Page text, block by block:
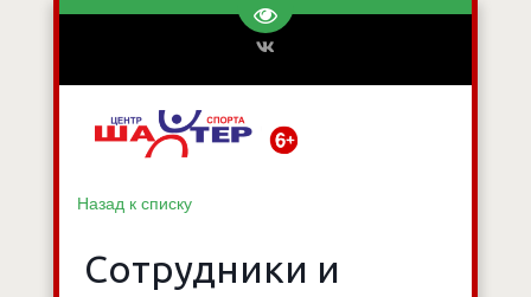
Перейти на версию для
Назад к списку
Сотрудники и